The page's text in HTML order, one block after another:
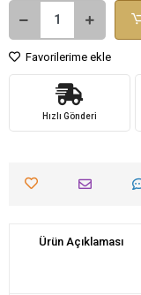
Favorilerime ekle
Hızlı Gönderi
Ürün Açıklaması